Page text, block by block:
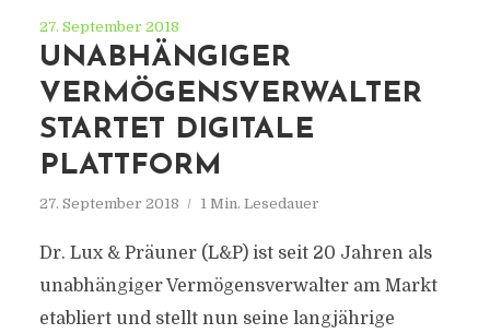
27. September 2018
UNABHÄNGIGER
VERMÖGENSVERWALTER
STARTET DIGITALE
PLATTFORM
27. September 2018 1 Min. Lesedauer
Dr. Lux & Präuner (L&P) ist seit 20 Jahren als
unabhängiger Vermögensverwalter am Markt
etabliert und stellt nun seine langjährige